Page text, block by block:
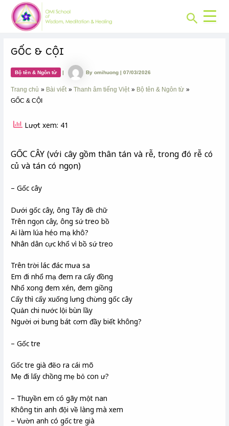
content
Search
GỐC & CỘI
Bộ tên & Ngôn từ | Byomihuong|07/03/2026
Trang chủ Bài viết Thanh âm tiếng Việt
Bộ tên & Ngôn từ
GỐC & CỘI
Lượt xem: 41
GỐC CÂY (với cây gồm thân tán và rễ, trong đó rễ có
củ và tán có ngọn)
– Gốc cây
Dưới gốc cây, ông Tây đề chữ
Trên ngọn cây, ông sứ treo bồ
Ai làm lúa héo mạ khô?
Nhân dân cực khổ vì bồ sứ treo
Trên trời lác đác mưa sa
Em đi nhổ mạ đem ra cấy đồng
Nhổ xong đem xén, đem giồng
Cấy thì cấy xuống lưng chừng gốc cây
Quản chi nước lội bùn lầy
Người ơi bưng bát cơm đầy biết không?
– Gốc tre
Gốc tre già đẽo ra cái mõ
Mẹ đi lấy chồng mẹ bỏ con ư?
– Thuyền em có gãy một nan
Không tin anh đội về làng mà xem
– Vườn anh có gốc tre già
Post
navigation
CHUYÊN
MỤC: